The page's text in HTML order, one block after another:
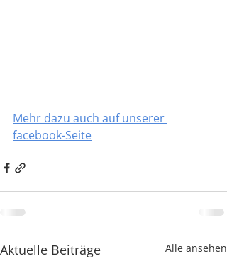
Mehr dazu auch auf unserer
facebook-Seite
Aktuelle Beiträge Alle ansehen